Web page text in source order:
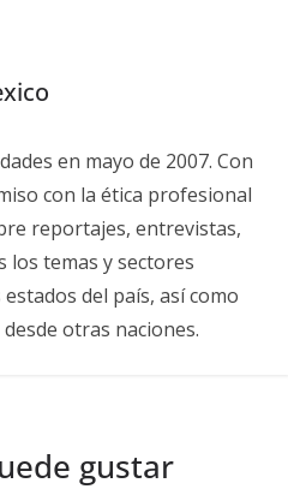
en mayo de 2007. Con
con la ética profesional
reportajes, entrevistas,
los temas y sectores
del país, así como
otras naciones.
gustar